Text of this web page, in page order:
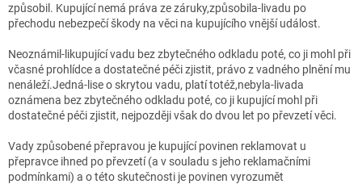
způsobil. Kupující nemá práva ze záruky,způsobila-livadu po
přechodu nebezpečí škody na věci na kupujícího vnější událost.
Neoznámil-likupující vadu bez zbytečného odkladu poté, co ji mohl při
včasné prohlídce a dostatečné péči zjistit, právo z vadného plnění mu
nenáleží.Jedná-lise o skrytou vadu, platí totéž,nebyla-livada
oznámena bez zbytečného odkladu poté, co ji kupující mohl při
dostatečné péči zjistit, nejpozději však do dvou let po převzetí věci.
Vady způsobené přepravou je kupující povinen reklamovat u
přepravce ihned po převzetí (a v souladu s jeho reklamačními
podmínkami) a o této skutečnosti je povinen vyrozumět